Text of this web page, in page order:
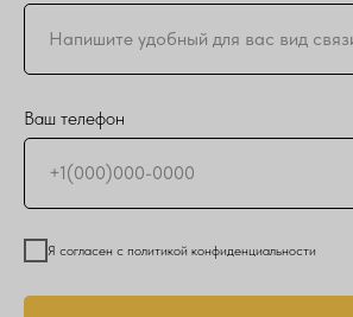
Ваш телефон
Я согласен с политикой конфиденциальности